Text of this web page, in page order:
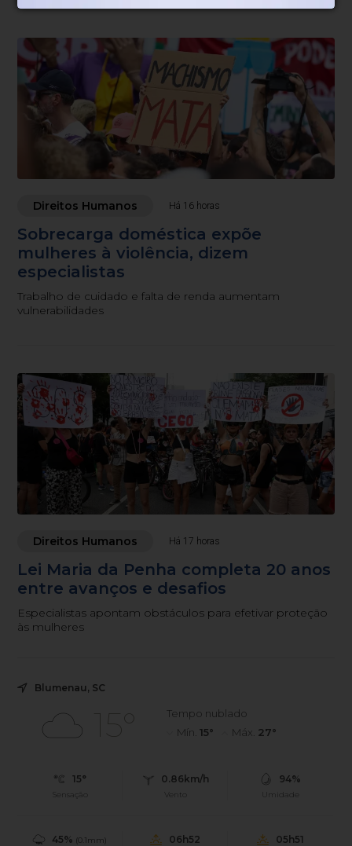
Direitos Humanos Há 16 horas
Sobrecarga doméstica expõe
mulheres à violência, dizem
especialistas
Trabalho de cuidado e falta de renda aumentam
vulnerabilidades
Direitos Humanos Há 17 horas
Lei Maria da Penha completa 20 anos
entre avanços e desafios
Especialistas apontam obstáculos para efetivar proteção
às mulheres
Blumenau, SC
15°
Tempo nublado
Mín. 15° Máx. 27°
15°
Sensação
0.86km/h
Vento
94%
Umidade
45% (0.1mm) 06h52 05h51